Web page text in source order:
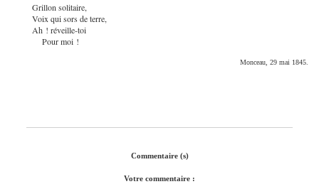
Grillon solitaire,
Voix qui sors de terre,
Ah ! réveille-toi
Pour moi !
Monceau, 29 mai 1845.
Commentaire (s)
Votre commentaire :